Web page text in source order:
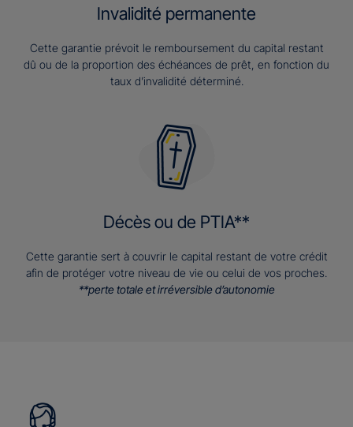
Invalidité permanente
Cette garantie prévoit le remboursement du capital restant
dû ou de la proportion des échéances de prêt, en fonction du
taux d’invalidité déterminé.
Décès ou de PTIA**
Cette garantie sert à couvrir le capital restant de votre crédit
afin de protéger votre niveau de vie ou celui de vos proches.
**perte totale et irréversible d’autonomie